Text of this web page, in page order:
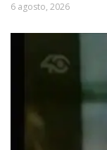
6 agosto, 2026